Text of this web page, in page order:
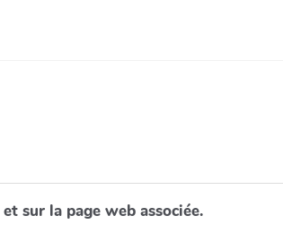
sur la page web associée.